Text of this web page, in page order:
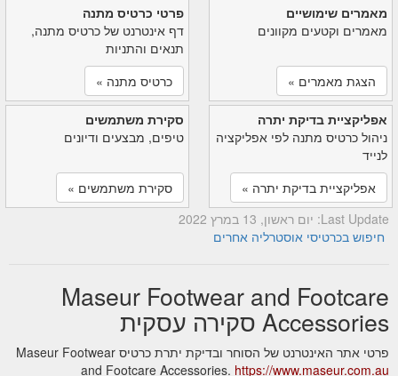
פרטי כרטיס מתנה
דף אינטרנט של כרטיס מתנה,
תנאים והתניות
כרטיס מתנה »
מאמרים שימושיים
מאמרים וקטעים מקוונים
הצגת מאמרים »
סקירת משתמשים
טיפים, מבצעים ודיונים
סקירת משתמשים »
אפליקציית בדיקת יתרה
ניהול כרטיס מתנה לפי אפליקציה
לנייד
אפליקציית בדיקת יתרה »
Last Update: יום ראשון, 13 במרץ 2022
חיפוש בכרטיסי אוסטרליה אחרים
Maseur Footwear and Footcare
Accessories סקירה עסקית
פרטי אתר האינטרנט של הסוחר ובדיקת יתרת כרטיס Maseur Footwear
and Footcare Accessories.https://www.maseur.com.au